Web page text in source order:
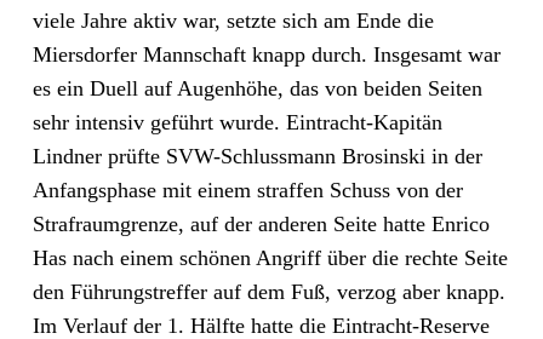
viele Jahre aktiv war, setzte sich am Ende die
Miersdorfer Mannschaft knapp durch. Insgesamt war
es ein Duell auf Augenhöhe, das von beiden Seiten
sehr intensiv geführt wurde. Eintracht-Kapitän
Lindner prüfte SVW-Schlussmann Brosinski in der
Anfangsphase mit einem straffen Schuss von der
Strafraumgrenze, auf der anderen Seite hatte Enrico
Has nach einem schönen Angriff über die rechte Seite
den Führungstreffer auf dem Fuß, verzog aber knapp.
Im Verlauf der 1. Hälfte hatte die Eintracht-Reserve